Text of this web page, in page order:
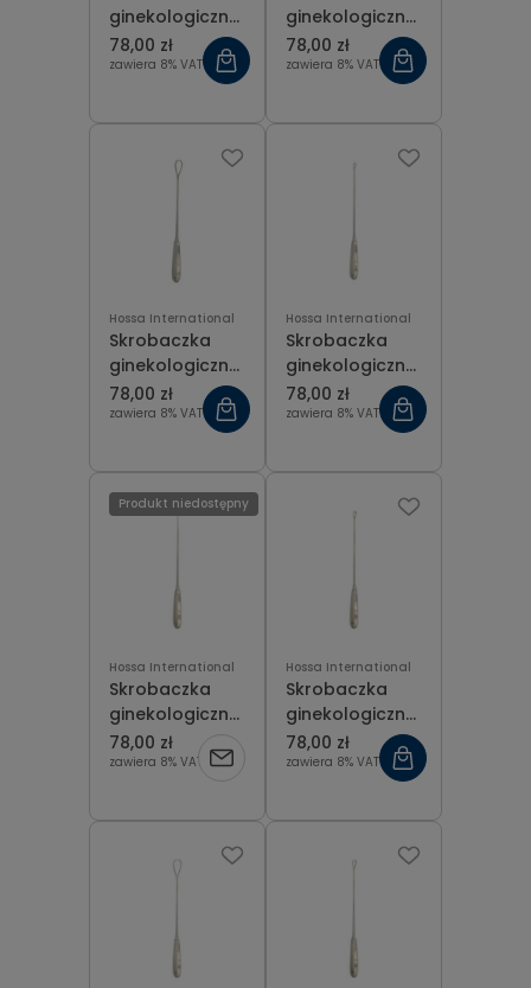
ginekologiczna
ostra Recamier
fig 7 (15 mm),
78,00 zł
zawiera 8% VAT
ginekologiczna
ostra Recamier
fig 8 (16 mm),
78,00 zł
zawiera 8% VAT
Hossa International
Skrobaczka
ginekologiczna
ostra Recamier
fig 9 (19 mm),
78,00 zł
zawiera 8% VAT
Hossa International
Skrobaczka
ginekologiczna
tępa Recamier
fig 0 (6 mm), dł.
78,00 zł
zawiera 8% VAT
Hossa International
Skrobaczka
ginekologiczna
tępa Recamier
fig 00 (4 mm),
78,00 zł
zawiera 8% VAT
Produkt niedostępny
Hossa International
Skrobaczka
ginekologiczna
tępa Recamier
fig 1 (7 mm), dł.
78,00 zł
zawiera 8% VAT